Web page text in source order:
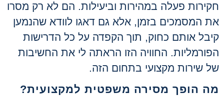
חקירות פעלה במהירות וביעילות. הם לא רק מסרו
את המסמכים בזמן, אלא גם דאגו לוודא שהנמען
קיבל אותם כחוק, תוך הקפדה על כל הדרישות
הפורמליות. החוויה הזו הראתה לי את החשיבות
של שירות מקצועי בתחום הזה.
מה הופך מסירה משפטית למקצועית?